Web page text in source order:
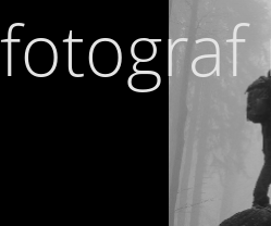
fotograf